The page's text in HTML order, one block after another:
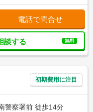
電話で問合せ
談する 無料
初期費用に注目
警察署前 徒歩14分